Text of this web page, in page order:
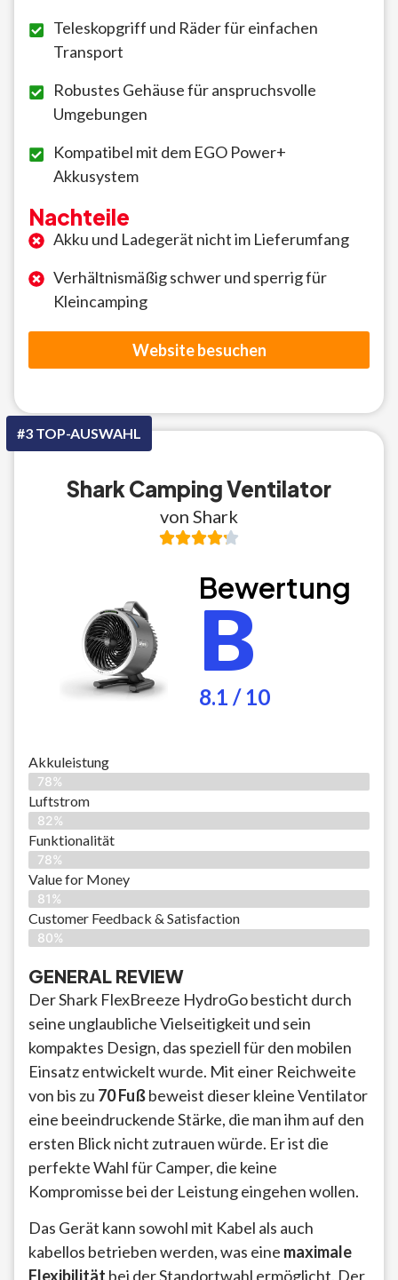
Teleskopgriff und Räder für einfachen
Transport
Robustes Gehäuse für anspruchsvolle
Umgebungen
Kompatibel mit dem EGO Power+
Akkusystem
Nachteile
Akku und Ladegerät nicht im Lieferumfang
Verhältnismäßig schwer und sperrig für
Kleincamping
Website besuchen
#3 TOP-AUSWAHL
Shark Camping Ventilator
von Shark
Bewertung
B
8.1 / 10
Akkuleistung
78%
Luftstrom
82%
Funktionalität
78%
Value for Money
81%
Customer Feedback & Satisfaction​
80%
GENERAL REVIEW
Der Shark FlexBreeze HydroGo besticht durch
seine unglaubliche Vielseitigkeit und sein
kompaktes Design, das speziell für den mobilen
Einsatz entwickelt wurde. Mit einer Reichweite
von bis zu 70 Fußbeweist dieser kleine Ventilator
eine beeindruckende Stärke, die man ihm auf den
ersten Blick nicht zutrauen würde. Er ist die
perfekte Wahl für Camper, die keine
Kompromisse bei der Leistung eingehen wollen.
Das Gerät kann sowohl mit Kabel als auch
kabellos betrieben werden, was eine maximale
Flexibilität bei der Standortwahl ermöglicht. Der